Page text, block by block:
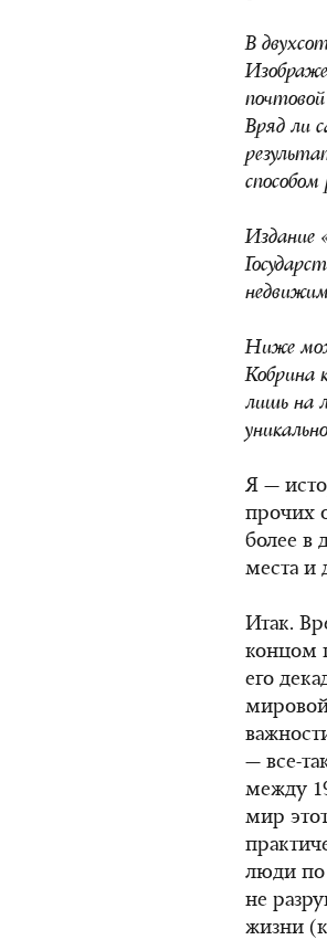
В
Вряд ли
Издание
Ниже
Кобрина
лишь на
Я —
прочих
более в
места и
Итак.
концом
его
— все-
между
мир
люди по
не
жизни